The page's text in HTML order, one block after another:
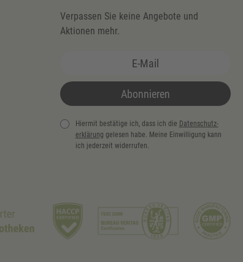
Verpassen Sie keine Angebote und
Aktionen mehr.
Abonnieren
Hiermit bestätige ich, dass ich die Daten­schutz­
erklärung gelesen habe. Meine Einwilligung kann
ich jederzeit widerrufen.